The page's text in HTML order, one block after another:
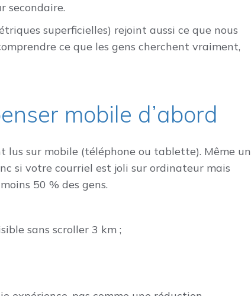
secondaire.
superficielles) rejoint aussi ce que nous
ce que les gens cherchent vraiment,
mobile d’abord
lus sur mobile (téléphone ou tablette). Même un
si votre courriel est joli sur ordinateur mais
50 % des gens.
sans scroller 3 km ;